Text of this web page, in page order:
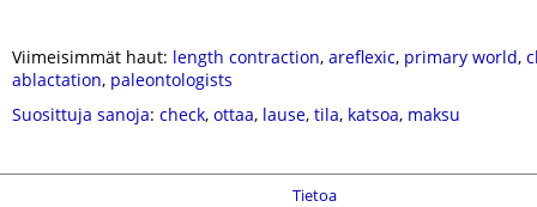
Viimeisimmät haut: length contraction, areflexic, primary world,
ablactation, paleontologists
Suosittuja sanoja: check, ottaa, lause, tila, katsoa, maksu
Tietoa